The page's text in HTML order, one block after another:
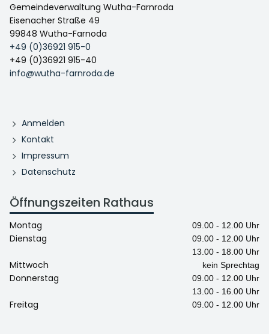
Gemeindeverwaltung Wutha-Farnroda
Eisenacher Straße 49
99848 Wutha-Farnoda
+49 (0)36921 915-0
+49 (0)36921 915-40
info@wutha-farnroda.de
Anmelden
Kontakt
Impressum
Datenschutz
Öffnungszeiten Rathaus
Montag 09.00 - 12.00 Uhr
Dienstag
09.00 - 12.00 Uhr
13.00 - 18.00 Uhr
Mittwoch kein Sprechtag
Donnerstag
09.00 - 12.00 Uhr
13.00 - 16.00 Uhr
Freitag 09.00 - 12.00 Uhr